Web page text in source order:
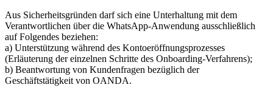
Aus Sicherheitsgründen darf sich eine Unterhaltung mit dem
Verantwortlichen über die WhatsApp-Anwendung ausschließlich
auf Folgendes beziehen:
a) Unterstützung während des Kontoeröffnungsprozesses
(Erläuterung der einzelnen Schritte des Onboarding-Verfahrens);
b) Beantwortung von Kundenfragen bezüglich der
Geschäftstätigkeit von OANDA.